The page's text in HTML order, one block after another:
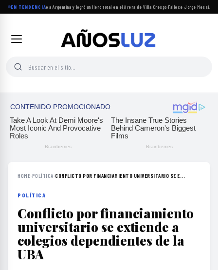
EN TENDENCIA
Carín León regresó a Argentina y logró un lleno total en el Arena de Villa Crespo·Fallece Jorge Messi, y la
HOME›POLÍTICA›CONFLICTO POR FINANCIAMIENTO UNIVERSITARIO SE E...
POLÍTICA
Conflicto por financiamiento
universitario se extiende a
colegios dependientes de la
UBA